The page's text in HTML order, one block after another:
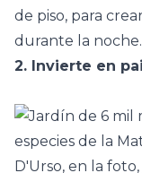
de piso, para
durante la noche.
2. Invierte en